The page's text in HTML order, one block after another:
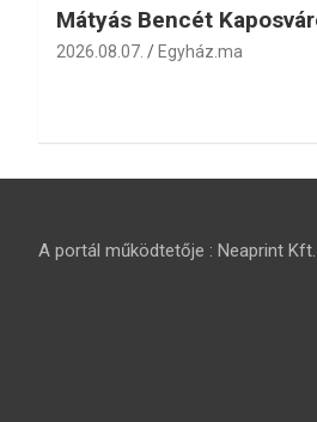
Mátyás Bencét
2026.08.07. Egyház.ma
A portál működtetője : Neaprint Kft.